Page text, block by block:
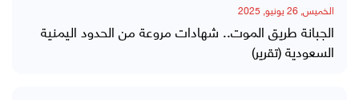
الخميس, 26 يونيو, 2025
الجبانة طريق الموت.. شهادات مروعة من الحدود اليمنية
السعودية (تقرير)